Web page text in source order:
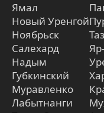
Ямал
Новый Уренгой
Ноябрьск
Салехард
Надым
Губкинский
Муравленко
Лабытнанги